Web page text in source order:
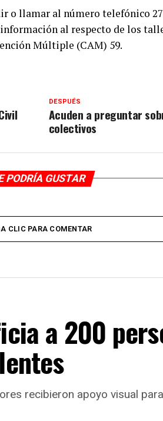
o llamar al número telefónico
al respecto de los
Múltiple (CAM) 59.
DESPUÉS
Acuden a preguntar
colectivos
PODRÍA GUSTAR
CLIC PARA COMENTAR
a 200
recibieron apoyo visual